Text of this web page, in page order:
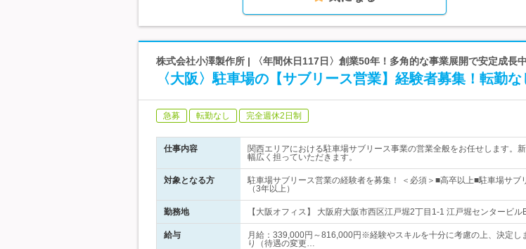
株式会社小澤製作所 | 〈年間休日117日〉創業50年！多角的な事業展開で安定成長中
〈大阪〉駐車場の【サブリース営業】経験者募集！転勤な
急募 転勤なし 完全週休2日制
仕事内容
関西エリアにおける駐車場サブリース事業の営業全般をお任せします。
幅広く担っていただきます。
対象となる方
駐車場サブリース営業の経験者を募集！ ＜必須＞■高卒以上■駐車場サブ
（3年以上）
勤務地 【大阪オフィス】 大阪府大阪市西区江戸堀2丁目1-1 江戸堀センタービ
給与
月給：339,000円～816,000円※経験やスキルを十分に考慮の上、決定
り（待遇の変更…